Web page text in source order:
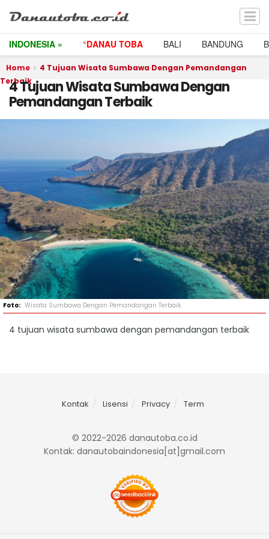
INDONESIA » °DANAU TOBA BALI BANDUNG
Home
4 Tujuan Wisata Sumbawa Dengan Pemandangan
Terbaik
4 Tujuan Wisata Sumbawa Dengan
Pemandangan Terbaik
Wisata Sumbawa Dengan Pemandangan Terbaik.
4 tujuan wisata sumbawa dengan pemandangan terbaik
Kontak Lisensi Privacy Term
© 2022-2026 danautoba.co.id
Kontak: danautobaindonesia[at]gmail.com